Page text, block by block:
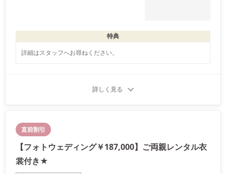
特典
詳細はスタッフへお尋ねください。
詳しく見る
直前割引
【フォトウェディング￥187,000】ご両親レンタル衣
裳付き★